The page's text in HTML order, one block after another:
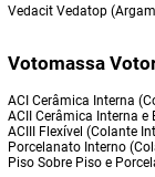
Vedacit Vedatop
Votomassa
ACI Cerâmica Interna
ACII Cerâmica Interna e
ACIII Flexível (Colante
Porcelanato Interno
Piso Sobre Piso e